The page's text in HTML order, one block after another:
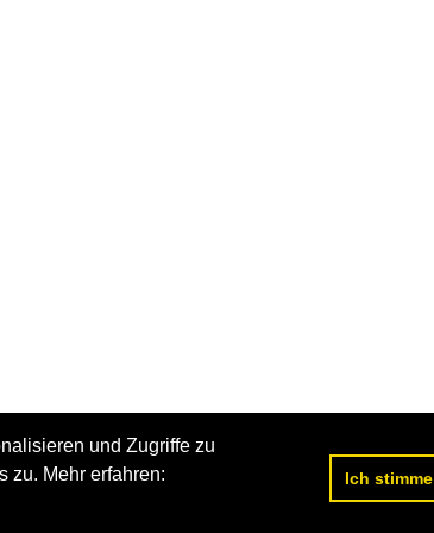
Datenschutzerklärung
und Zugriffe zu
zu. Mehr erfahren:
Ich